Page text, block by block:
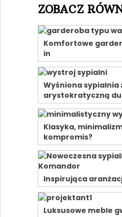
ZOBACZ
Komfortowe
in
Wyśniona sypialnia
arystokratyczną
Klasyka,
kompromis?
Inspirująca
Luksusowe meble